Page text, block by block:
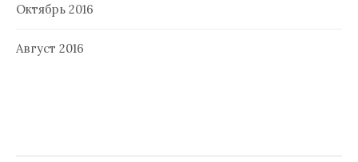
Октябрь 2016
Август 2016